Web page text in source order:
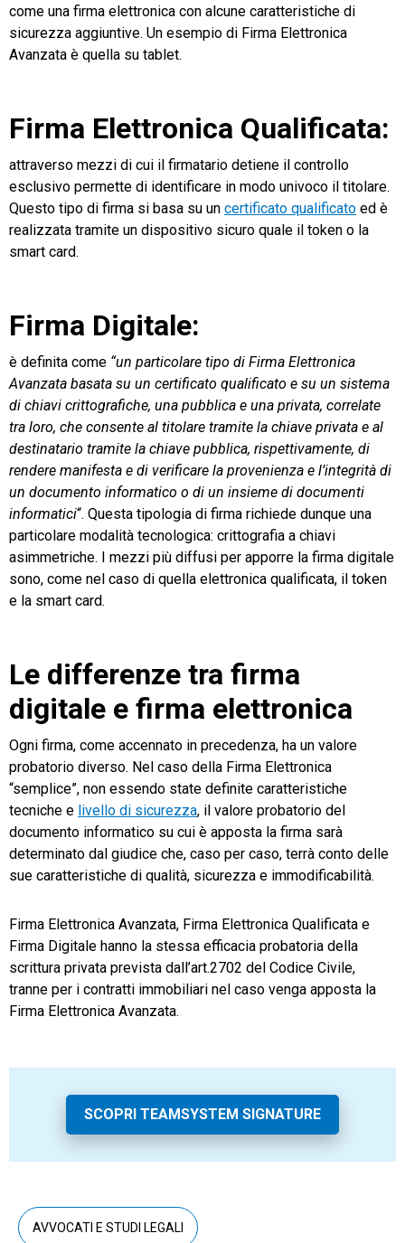
come una firma elettronica con alcune caratteristiche di
sicurezza aggiuntive. Un esempio di Firma Elettronica
Avanzata è quella su tablet.
Firma Elettronica Qualificata:
attraverso mezzi di cui il firmatario detiene il controllo
esclusivo permette di identificare in modo univoco il titolare.
Questo tipo di firma si basa su un certificato qualificato ed è
realizzata tramite un dispositivo sicuro quale il token o la
smart card.
Firma Digitale:
è definita come “un particolare tipo di Firma Elettronica
Avanzata basata su un certificato qualificato e su un sistema
di chiavi crittografiche, una pubblica e una privata, correlate
tra loro, che consente al titolare tramite la chiave privata e al
destinatario tramite la chiave pubblica, rispettivamente, di
rendere manifesta e di verificare la provenienza e l’integrità di
un documento informatico o di un insieme di documenti
informatici“. Questa tipologia di firma richiede dunque una
particolare modalità tecnologica: crittografia a chiavi
asimmetriche. I mezzi più diffusi per apporre la firma digitale
sono, come nel caso di quella elettronica qualificata, il token
e la smart card.
Le differenze tra firma
digitale e firma elettronica
Ogni firma, come accennato in precedenza, ha un valore
probatorio diverso. Nel caso della Firma Elettronica
“semplice”, non essendo state definite caratteristiche
tecniche e livello di sicurezza, il valore probatorio del
documento informatico su cui è apposta la firma sarà
determinato dal giudice che, caso per caso, terrà conto delle
sue caratteristiche di qualità, sicurezza e immodificabilità.
Firma Elettronica Avanzata, Firma Elettronica Qualificata e
Firma Digitale hanno la stessa efficacia probatoria della
scrittura privata prevista dall’art.2702 del Codice Civile,
tranne per i contratti immobiliari nel caso venga apposta la
Firma Elettronica Avanzata.
SCOPRI TEAMSYSTEM SIGNATURE
AVVOCATI E STUDI LEGALI